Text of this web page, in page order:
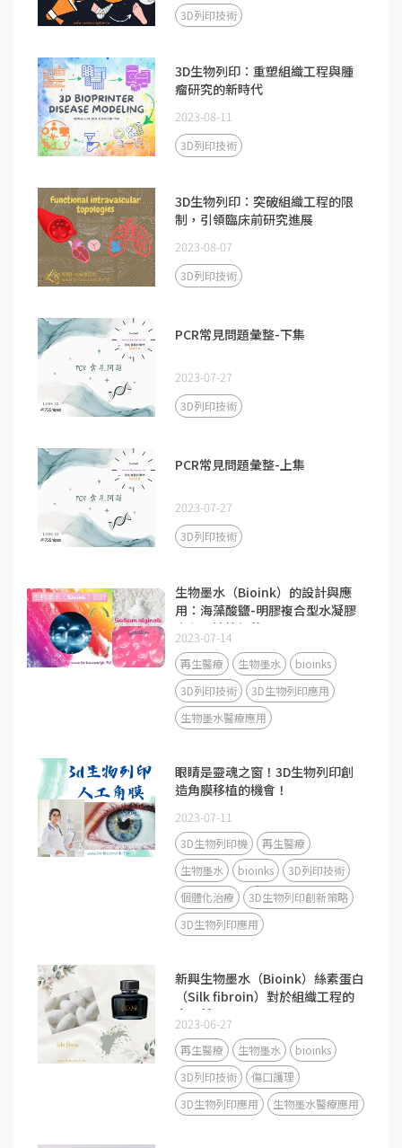
3D列印技術
3D生物列印：重塑組織工程與腫
瘤研究的新時代
2023-08-11
3D列印技術
3D生物列印：突破組織工程的限
制，引領臨床前研究進展
2023-08-07
3D列印技術
PCR常見問題彙整-下集
2023-07-27
3D列印技術
PCR常見問題彙整-上集
2023-07-27
3D列印技術
生物墨水（Bioink）的設計與應
用：海藻酸鹽-明膠複合型水凝膠
之印刷適性評估
2023-07-14
再生醫療 生物墨水
bioinks
3D列印技術
3D生物列印應用
生物墨水醫療應用
眼睛是靈魂之窗！3D生物列印創
造角膜移植的機會！
2023-07-11
3D生物列印機
再生醫療
生物墨水
bioinks
3D列印技術
個體化治療
3D生物列印創新策略
3D生物列印應用
新興生物墨水（Bioink）絲素蛋白
（Silk fibroin）對於組織工程的
應用前景
2023-06-27
再生醫療 生物墨水
bioinks
3D列印技術
傷口護理
3D生物列印應用
生物墨水醫療應用